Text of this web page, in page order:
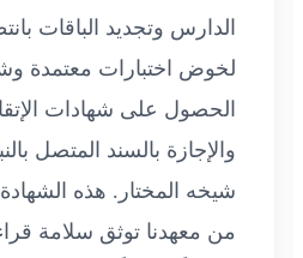
الدارس وتجديد الباقات
لخوض اختبارات معتمدة
الحصول على شهادات
والإجازة بالسند المتصل
شيخه المختار. هذه الشهادة
من معهدنا توثق سلامة